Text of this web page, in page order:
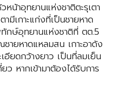
น้าอุทยานแห่งชาติตะรุเตา
มีเกาะแก่งที่เป็นชายหาด
กษ์อุทยานแห่งชาติที่ ตต.5
ายหาดแหลมสน เกาะอาดัง
อียดกว้างยาว เป็นที่ลมเย็น
ว หากเข้ามาต้องได้รับการ